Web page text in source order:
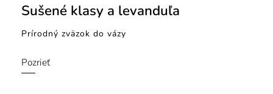
Sušené klasy a levanduľa
Prírodný zväzok do vázy
Pozrieť